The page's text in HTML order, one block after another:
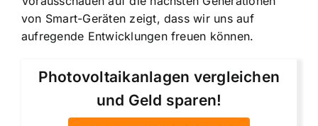
von Smart-Geräten zeigt, dass wir uns auf
aufregende Entwicklungen freuen können.
Photovoltaikanlagen vergleichen
und Geld sparen!